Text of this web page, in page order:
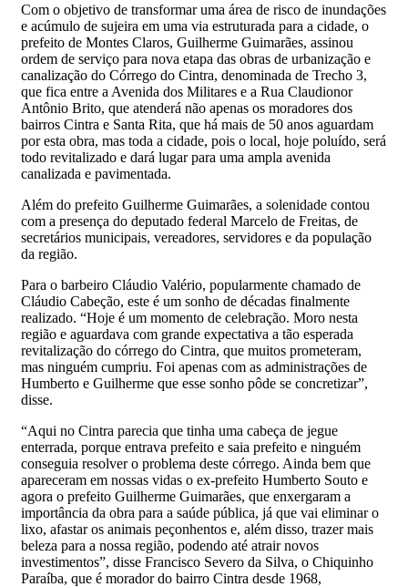
Com o objetivo de transformar uma área de risco de inundações
e acúmulo de sujeira em uma via estruturada para a cidade, o
prefeito de Montes Claros, Guilherme Guimarães, assinou
ordem de serviço para nova etapa das obras de urbanização e
canalização do Córrego do Cintra, denominada de Trecho 3,
que fica entre a Avenida dos Militares e a Rua Claudionor
Antônio Brito, que atenderá não apenas os moradores dos
bairros Cintra e Santa Rita, que há mais de 50 anos aguardam
por esta obra, mas toda a cidade, pois o local, hoje poluído, será
todo revitalizado e dará lugar para uma ampla avenida
canalizada e pavimentada.
Além do prefeito Guilherme Guimarães, a solenidade contou
com a presença do deputado federal Marcelo de Freitas, de
secretários municipais, vereadores, servidores e da população
da região.
Para o barbeiro Cláudio Valério, popularmente chamado de
Cláudio Cabeção, este é um sonho de décadas finalmente
realizado. “Hoje é um momento de celebração. Moro nesta
região e aguardava com grande expectativa a tão esperada
revitalização do córrego do Cintra, que muitos prometeram,
mas ninguém cumpriu. Foi apenas com as administrações de
Humberto e Guilherme que esse sonho pôde se concretizar”,
disse.
“Aqui no Cintra parecia que tinha uma cabeça de jegue
enterrada, porque entrava prefeito e saia prefeito e ninguém
conseguia resolver o problema deste córrego. Ainda bem que
apareceram em nossas vidas o ex-prefeito Humberto Souto e
agora o prefeito Guilherme Guimarães, que enxergaram a
importância da obra para a saúde pública, já que vai eliminar o
lixo, afastar os animais peçonhentos e, além disso, trazer mais
beleza para a nossa região, podendo até atrair novos
investimentos”, disse Francisco Severo da Silva, o Chiquinho
Paraíba, que é morador do bairro Cintra desde 1968,